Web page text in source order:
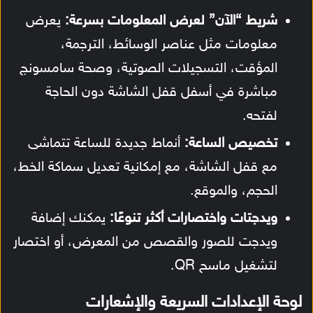
شريط “الآن” لعرض المعلومات بسرعة: يعرض
معلومات مثل عناصر الوسائط، الترجمة،
المؤقت، التسجيلات الصوتية، وصحة سامسونج
مباشرة في أسفل قفل الشاشة دون الحاجة
لفتحه.
تخصيص الساعة: أنماط جديدة للساعة تتماشى
مع قفل الشاشة، مع إمكانية تعديل سماكة الخط،
الحجم، والموقع.
ويدجتات واختصارات أكثر تنوعًا: يمكنك إضافة
ويدجت للصور والقصص من المعرض، أو اختصار
لتشغيل ماسح QR.
لوحة الإعدادات السريعة والإشعارات